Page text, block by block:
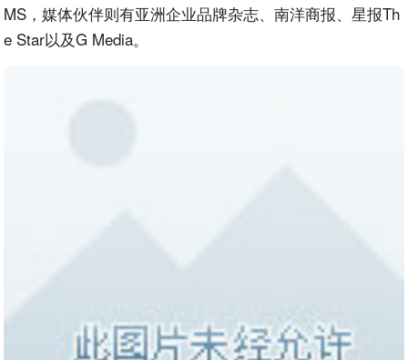
MS，媒体伙伴则有亚洲企业品牌杂志、南洋商报、星报Th
e Star以及G Media。